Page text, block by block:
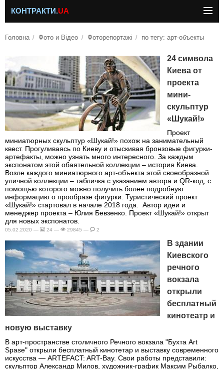
КОНТРАКТИ.UA
Головна Фото и Відео Фоторепортажі по тегу: арт-объекты
24 символа
Киева от
проекта
мини-
скульптур
«Шукай!»
Проект
миниатюрных скульптур «Шукай!» похож на занимательный
квест. Прогуливаясь по Киеву и отыскивая бронзовые фигурки-
артефакты, можно узнать много интересного. За каждым
экспонатом этой обаятельной коллекции – история Киева.
Возле каждого миниатюрного арт-объекта этой своеобразной
уличной коллекции – табличка с указанием автора и QR-код, с
помощью которого можно получить более подробную
информацию о прообразе фигурки. Туристический проект
«Шукай!» стартовал в начале 2018 года. Автор идеи и
менеджер проекта – Юлия Бевзенко. Проект «Шукай!» открыт
для новых экспонатов.
05.02.2020 — 24 — 29845 — 2
В здании
Киевского
речного
вокзала
открыли
бесплатный
кинотеатр и
новую выставку
В арт-пространстве столичного Речного вокзала "Бухта Art
Spase" открыли бесплатный кинотетар и выставку современного
искусства — ARTEFACT: ART-Bay. Свои работы представили:
скульптор Александр Милов, художник-график Максим Рыбалко,